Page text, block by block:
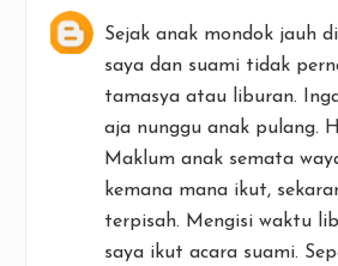
Sejak anak mondok jauh
saya dan suami tidak
tamasya atau liburan.
aja nunggu anak pulang.
Maklum anak semata
kemana mana ikut,
terpisah. Mengisi waktu
saya ikut acara suami.